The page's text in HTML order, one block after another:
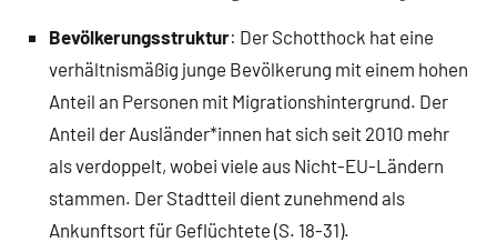
c
t
t
h
o
Bevölkerungsstruktur: Der Schotthock hat eine
verhältnismäßig junge Bevölkerung mit einem hohen
Anteil an Personen mit Migrationshintergrund. Der
Anteil der Ausländer*innen hat sich seit 2010 mehr
als verdoppelt, wobei viele aus Nicht-EU-Ländern
stammen. Der Stadtteil dient zunehmend als
Ankunftsort für Geflüchtete (S. 18-31).